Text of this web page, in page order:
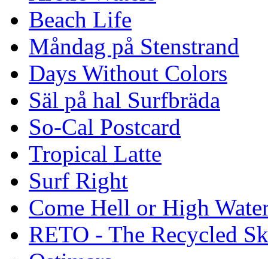
Beach Life
Måndag på Stenstrand
Days Without Colors
Säl på hal Surfbräda
So-Cal Postcard
Tropical Latte
Surf Right
Come Hell or High
RETO - The Recycled